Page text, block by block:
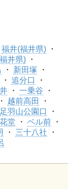
福井(福井県)
井県)
新田塚
追分口
一乗谷
越前高田
足羽山公園口
堂
ベル前
三十八社